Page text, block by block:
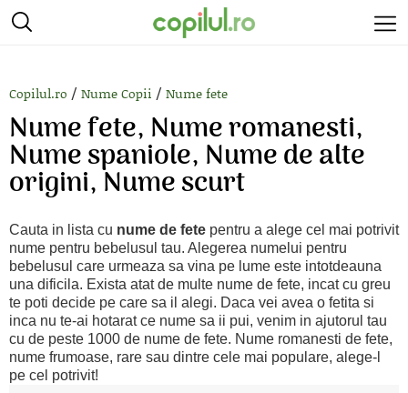
Copilul.ro / Nume Copii / Nume fete
Nume fete, Nume romanesti,
Nume spaniole, Nume de alte
origini, Nume scurt
Cauta in lista cu nume de fete pentru a alege cel mai potrivit
nume pentru bebelusul tau. Alegerea numelui pentru
bebelusul care urmeaza sa vina pe lume este intotdeauna
una dificila. Exista atat de multe nume de fete, incat cu greu
te poti decide pe care sa il alegi. Daca vei avea o fetita si
inca nu te-ai hotarat ce nume sa ii pui, venim in ajutorul tau
cu de peste 1000 de nume de fete. Nume romanesti de fete,
nume frumoase, rare sau dintre cele mai populare, alege-l
pe cel potrivit!